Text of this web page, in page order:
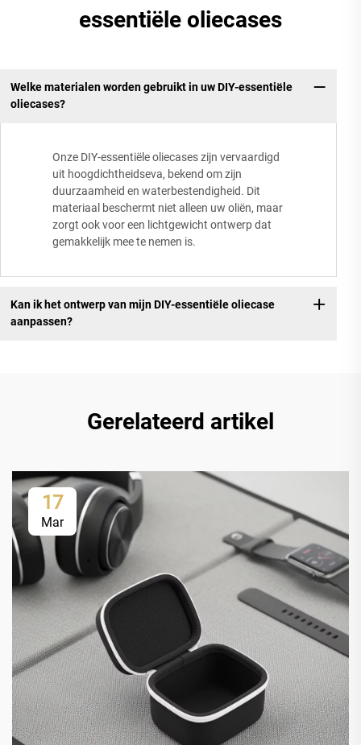
essentiële oliecases
Welke materialen worden gebruikt in uw DIY-essentiële
oliecases?
Onze DIY-essentiële oliecases zijn vervaardigd
uit hoogdichtheidseva, bekend om zijn
duurzaamheid en waterbestendigheid. Dit
materiaal beschermt niet alleen uw oliën, maar
zorgt ook voor een lichtgewicht ontwerp dat
gemakkelijk mee te nemen is.
Kan ik het ontwerp van mijn DIY-essentiële oliecase
aanpassen?
Gerelateerd artikel
17
Mar